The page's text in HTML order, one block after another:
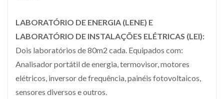
LABORATÓRIO DE ENERGIA (LENE) E
LABORATÓRIO DE INSTALAÇÕES ELÉTRICAS (LEI):
Dois laboratórios de 80m2 cada. Equipados com:
Analisador portátil de energia, termovisor, motores
elétricos, inversor de frequência, painéis fotovoltaicos,
sensores diversos e outros.